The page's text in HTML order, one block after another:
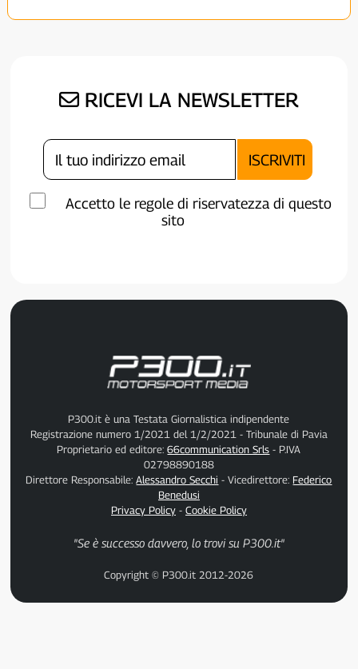
RICEVI LA NEWSLETTER
Accetto le regole di riservatezza di questo
sito
P300.it è una Testata Giornalistica indipendente
Registrazione numero 1/2021 del 1/2/2021 - Tribunale di Pavia
Proprietario ed editore:66communication Srls - P.IVA
02798890188
Direttore Responsabile:Alessandro Secchi - Vicedirettore: Federico
Benedusi
Privacy Policy- Cookie Policy
"Se è successo davvero, lo trovi su P300.it"
Copyright © P300.it 2012-2026